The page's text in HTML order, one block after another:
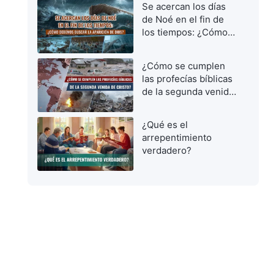
al Señor
Se acercan los días
de Noé en el fin de
los tiempos: ¿Cómo
¿Cómo se cumplen
las profecías bíblicas
de la segunda venida
¿Qué es el
arrepentimiento
verdadero?